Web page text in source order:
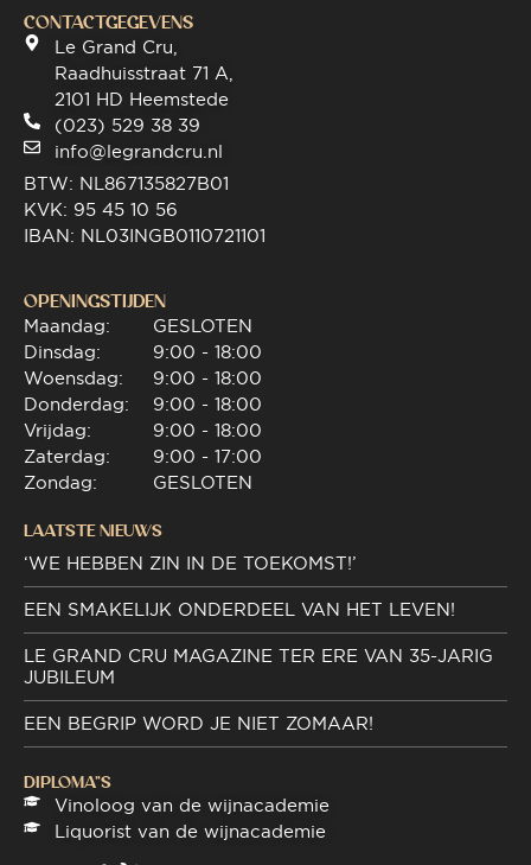
CONTACTGEGEVENS
Le Grand Cru,
Raadhuisstraat 71 A,
2101 HD Heemstede
(023) 529 38 39
info@legrandcru.nl
BTW: NL867135827B01
KVK: 95 45 10 56
IBAN: NL03INGB0110721101
OPENINGSTIJDEN
Maandag:
Dinsdag:
Woensdag:
Donderdag:
Vrijdag:
Zaterdag:
Zondag:
GESLOTEN
9:00 - 18:00
9:00 - 18:00
9:00 - 18:00
9:00 - 18:00
9:00 - 17:00
GESLOTEN
LAATSTE NIEUWS
‘WE HEBBEN ZIN IN DE TOEKOMST!’
EEN SMAKELIJK ONDERDEEL VAN HET LEVEN!
LE GRAND CRU MAGAZINE TER ERE VAN 35-JARIG
JUBILEUM
EEN BEGRIP WORD JE NIET ZOMAAR!
DIPLOMA"S
Vinoloog van de wijnacademie
Liquorist van de wijnacademie